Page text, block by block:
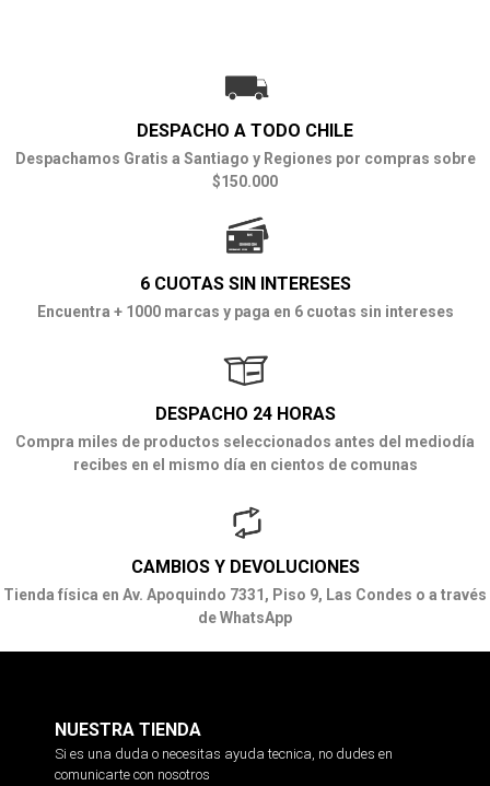
DESPACHO A TODO CHILE
Despachamos Gratis a Santiago y Regiones por compras sobre
$150.000
6 CUOTAS SIN INTERESES
Encuentra + 1000 marcas y paga en 6 cuotas sin intereses
DESPACHO 24 HORAS
Compra miles de productos seleccionados antes del mediodía
recibes en el mismo día en cientos de comunas
CAMBIOS Y DEVOLUCIONES
Tienda física en Av. Apoquindo 7331, Piso 9, Las Condes o a través
de WhatsApp
NUESTRA TIENDA
Si es una duda o necesitas ayuda tecnica, no dudes en
comunicarte con nosotros